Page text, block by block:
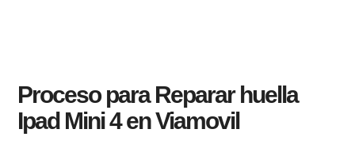
Proceso para Reparar huella
Ipad Mini 4 en Viamovil